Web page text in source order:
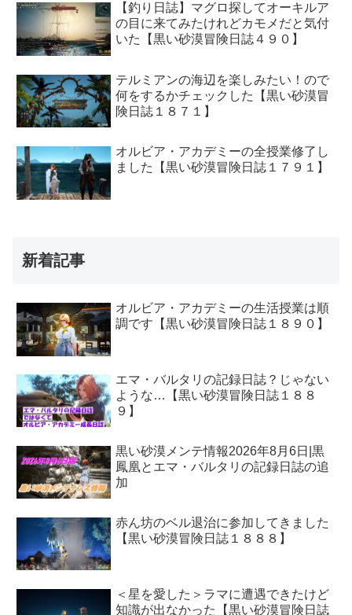
【釣り日誌】マグロ探してオーキルア
の目に来てみたけれどカモメだと気付
いた【黒い砂漠冒険日誌４９０】
テルミアンの海辺を楽しみたい！ので
何をするかチェックした【黒い砂漠冒
険日誌１８７１】
オルビア・アカデミーの全授業修了し
ました【黒い砂漠冒険日誌１７９１】
新着記事
オルビア・アカデミーの生活授業は順
調です【黒い砂漠冒険日誌１８９０】
エマ・バルタリの記録日誌？じゃない
ような…【黒い砂漠冒険日誌１８８
９】
黒い砂漠メンテ情報2026年8月6日|黒
鳳凰とエマ・バルタリの記録日誌の追
加
赤ん坊のベル退治に参加してきました
【黒い砂漠冒険日誌１８８８】
＜星を愛した＞ラマに遭遇できたけど
知識が出なかった【黒い砂漠冒険日誌